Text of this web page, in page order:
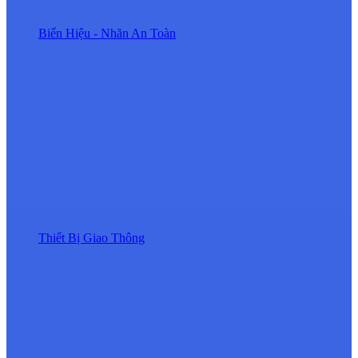
Biển Hiệu - Nhãn An Toàn
Thiết Bị Giao Thông